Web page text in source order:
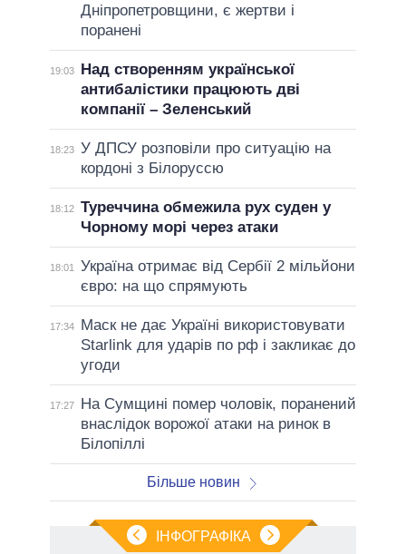
Дніпропетровщини, є жертви і
поранені
19:03
Над створенням української
антибалістики працюють дві
компанії – Зеленський
18:23 У ДПСУ розповіли про ситуацію на
кордоні з Білоруссю
18:12 Туреччина обмежила рух суден у
Чорному морі через атаки
18:01
Україна отримає від Сербії 2 мільйони
євро: на що спрямують
17:34
Маск не дає Україні використовувати
Starlink для ударів по рф і закликає до
угоди
17:27
На Сумщині помер чоловік, поранений
внаслідок ворожої атаки на ринок в
Білопіллі
Більше новин
ІНФОГРАФІКА